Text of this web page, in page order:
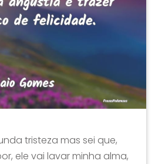
tristeza mas sei que,
ele vai lavar minha alma,